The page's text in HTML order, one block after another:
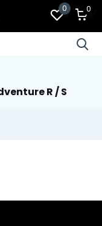
0 0
R / S